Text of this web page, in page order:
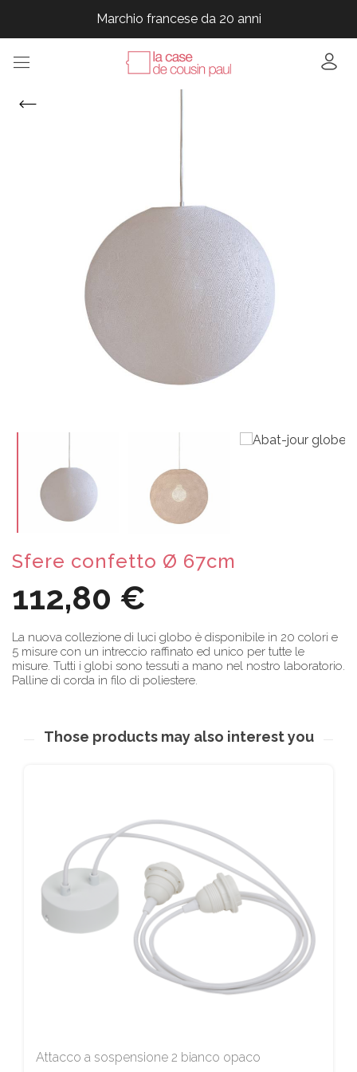
Marchio francese da 20 anni
Marchio francese da 20 anni
Marchio francese da 20 anni
Sfere confetto Ø 67cm
112,80 €
La nuova collezione di luci globo è disponibile in 20 colori e
5 misure con un intreccio raffinato ed unico per tutte le
misure. Tutti i globi sono tessuti a mano nel nostro laboratorio.
Palline di corda in filo di poliestere.
Those products may also interest you
Attacco a sospensione 2 bianco opaco